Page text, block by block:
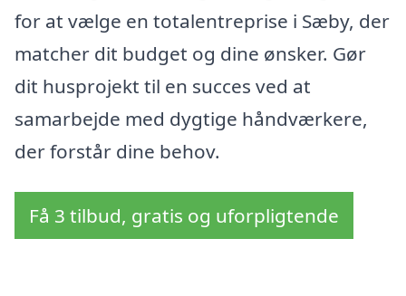
for at vælge en totalentreprise i Sæby, der
matcher dit budget og dine ønsker. Gør
dit husprojekt til en succes ved at
samarbejde med dygtige håndværkere,
der forstår dine behov.
Få 3 tilbud, gratis og uforpligtende